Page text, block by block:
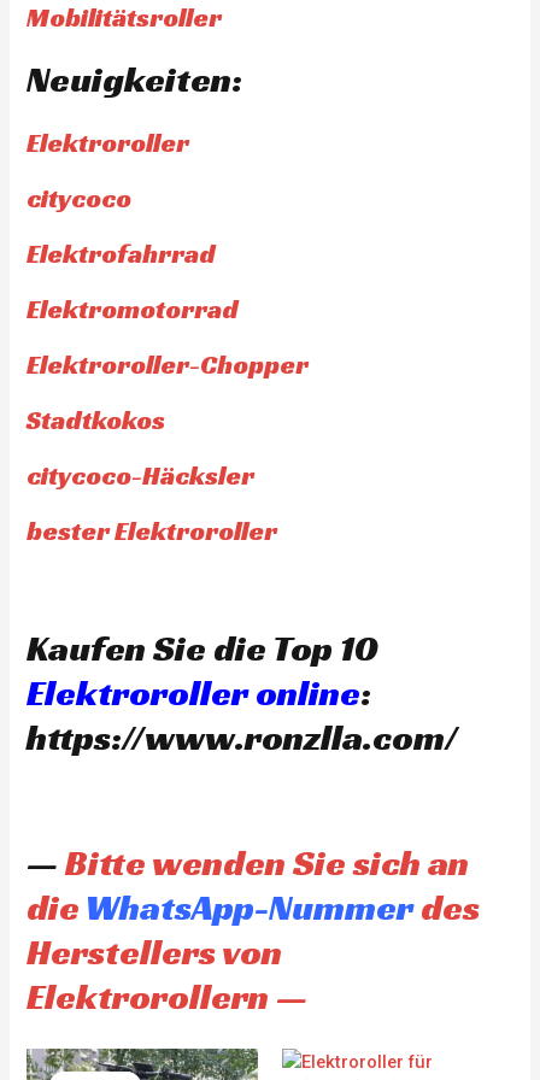
Mobilitätsroller
Neuigkeiten:
Elektroroller
citycoco
Elektrofahrrad
Elektromotorrad
Elektroroller-Chopper
Stadtkokos
citycoco-Häcksler
bester Elektroroller
Kaufen Sie die Top 10
Elektroroller online:
https://www.ronzlla.com/
—Bitte wenden Sie sich an
die WhatsApp-Nummerdes
Herstellers von
Elektrorollern —
Original
Current
Original